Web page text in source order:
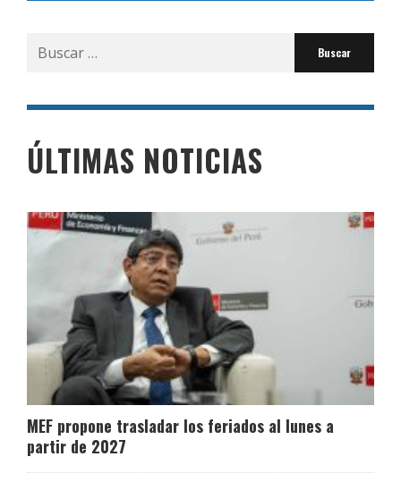
Buscar
por:
ÚLTIMAS NOTICIAS
MEF propone trasladar los feriados al lunes a
partir de 2027